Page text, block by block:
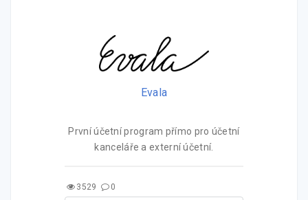
Evala
První účetní program přímo pro účetní
kanceláře a externí účetní.
3529 0